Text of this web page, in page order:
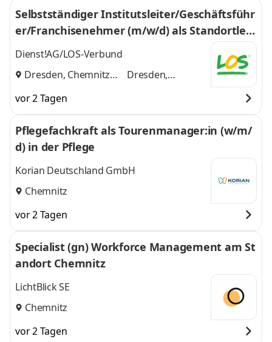
Selbstständiger Institutsleiter/Geschäftsführ
er/Franchisenehmer (m/w/d) als Standortleit
er (m/w/d) im LOS-Verbund
Dienst!AG/LOS-Verbund
Dresden, Chemnitz
Dresden,
vor 2 Tagen
Pflegefachkraft als Tourenmanager:in (w/m/
d) in der Pflege
Korian Deutschland GmbH
Chemnitz
vor 2 Tagen
Specialist (gn) Workforce Management am St
andort Chemnitz
LichtBlick SE
Chemnitz
vor 2 Tagen